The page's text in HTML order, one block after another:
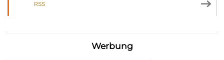
RSS
Werbung